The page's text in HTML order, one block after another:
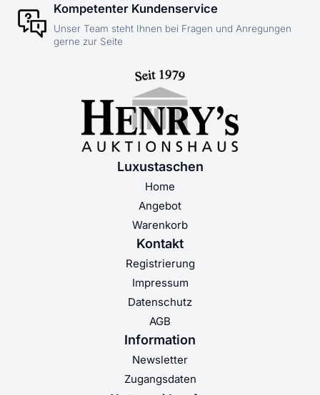
Kompetenter Kundenservice
Unser Team steht Ihnen bei Fragen und Anregungen
gerne zur Seite
Luxustaschen
Home
Angebot
Warenkorb
Kontakt
Registrierung
Impressum
Datenschutz
AGB
Information
Newsletter
Zugangsdaten